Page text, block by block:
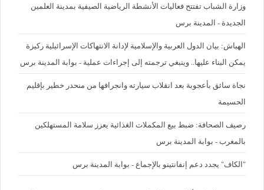
وزارة الشباب تفتتح فعاليات الأنشطة الرياضية الصيفية بمدينة العلمين
الجديدة - المدينة برس
الهباش: بيان الدول العربية والإسلامية لإدانة الانتهاكات الإسرائيلية ركيزة
يمكن البناء عليها.. وينبغي ترجمته إلى إجراءات عملية - بوابة المدينة برس
نجاة سائق بأعجوبة بعد انقلاب سيارته وانجرافها من منحدر خطير بإقليم
الحسيمة
رصيف الصحافة: ضبط بيع المكملات الغذائية يعزز سلامة المستهلكين
بالمغرب - بوابة المدينة برس
"الكاف" يجدد دعم إنفانتينو بالإجماع - بوابة المدينة برس